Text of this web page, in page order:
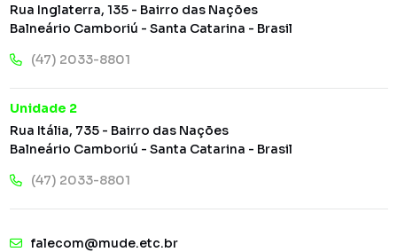
Rua Inglaterra, 135 - Bairro das Nações
Balneário Camboriú - Santa Catarina - Brasil
(47) 2033-8801
Unidade 2
Rua Itália, 735 - Bairro das Nações
Balneário Camboriú - Santa Catarina - Brasil
(47) 2033-8801
falecom@mude.etc.br